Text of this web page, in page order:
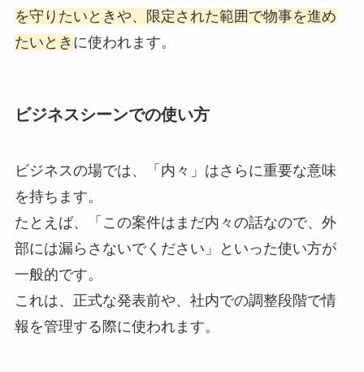
を守りたいときや、限定された範囲で物事を進め
たいとき に使われます。
ビジネスシーンでの使い方
ビジネスの場では、「内々」はさらに重要な意味
を持ちます。
たとえば、「この案件はまだ内々の話なので、外
部には漏らさないでください」といった使い方が
一般的です。
これは、正式な発表前や、社内での調整段階で情
報を管理する際に使われます。